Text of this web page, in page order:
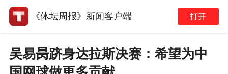
《体坛周报》新闻客户端 打开
吴易昺跻身达拉斯决赛：希望为中